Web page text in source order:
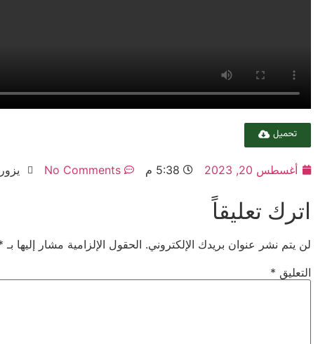
تحميل
أغسطس 20, 2023 5:38 م No Comments يزور:
اترك تعليقاً
لن يتم نشر عنوان بريدك الإلكتروني. الحقول الإلزامية مشار إليها بـ
التعليق *